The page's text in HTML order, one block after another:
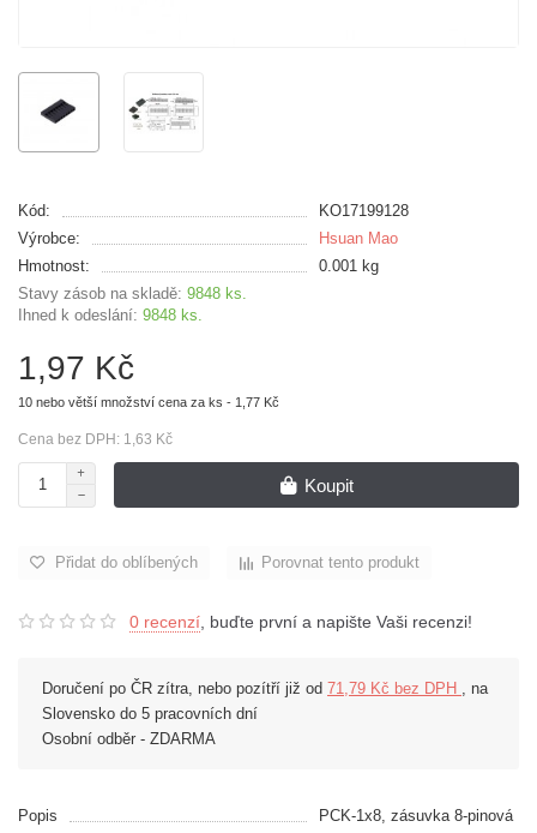
Kód:
KO17199128
Výrobce:
Hsuan Mao
Hmotnost:
0.001 kg
Stavy zásob na skladě: 9848 ks.
Ihned k odeslání: 9848 ks.
1,97 Kč
10 nebo větší množství cena za ks - 1,77 Kč
Cena bez DPH: 1,63 Kč
Koupit
Přidat do oblíbených Porovnat tento produkt
0 recenzí, buďte první a napište Vaši recenzi!
Doručení po ČR zítra, nebo pozítří již od 71,79 Kč bez DPH , na
Slovensko do 5 pracovních dní
Osobní odběr - ZDARMA
Popis
PCK-1x8, zásuvka 8-pinová